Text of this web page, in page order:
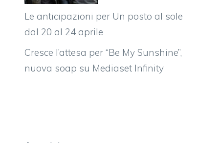
Le anticipazioni per Un posto al sole
dal 20 al 24 aprile
Cresce l’attesa per “Be My Sunshine”,
nuova soap su Mediaset Infinity